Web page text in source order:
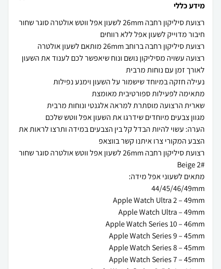
מידע כללי
רצועה עשויה מסיליקון נושם ונוח שיאפשר לכם לענוד את השעון
הערה: עשוי להיות הבדל קל בין הצבעים במידה ותרצו לראות את
רצועת סיליקון רחבה 26mm לשעון אפל ווטש אולטרה סוגר שחור